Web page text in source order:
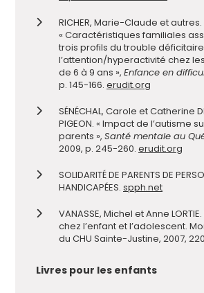
RICHER, Marie-Claude et autres.
« Caractéristiques familiales
trois profils du trouble
l’attention/hyperactivité chez
de 6 à 9 ans », Enfance en
p. 145-166. erudit.org
SÉNÉCHAL, Carole et Catherine
PIGEON. « Impact de l’autisme
parents », Santé mentale au
2009, p. 245-260. erudit.org
SOLIDARITÉ DE PARENTS DE
HANDICAPÉES. spph.net
VANASSE, Michel et Anne
chez l’enfant et l’adolescent.
du CHU Sainte-Justine, 2007,
Livres pour les enfants